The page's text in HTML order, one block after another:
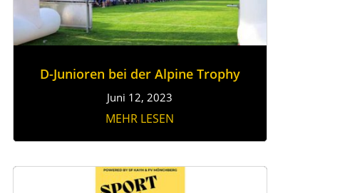
D-Junioren bei der Alpine Trophy
Juni 12, 2023
MEHR LESEN